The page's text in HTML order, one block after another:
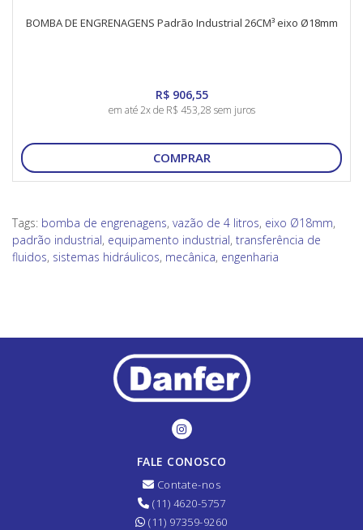
BOMBA DE ENGRENAGENS Padrão Industrial 26CM³ eixo Ø18mm
R$ 906,55
em até 2x de R$ 453,28 sem juros
COMPRAR
Tags: bomba de engrenagens, vazão de 4 litros, eixo Ø18mm,
padrão industrial, equipamento industrial, transferência de
fluidos, sistemas hidráulicos, mecânica, engenharia
FALE CONOSCO
Contate-nos
(11) 4620-5757
(11) 97359-9260